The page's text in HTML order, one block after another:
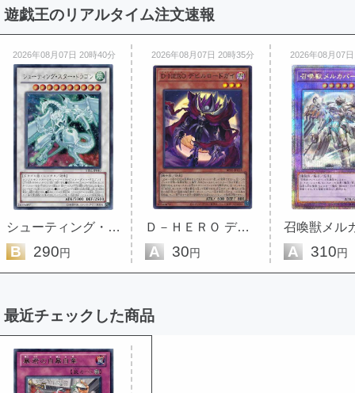
遊戯王のリアルタイム注文速報
2026年08月07日 20時40分
シューティング・スター・ドラゴン
B 290円
2026年08月07日 20時35分
Ｄ－ＨＥＲＯ デビルロードガイ
A 30円
2026年08月07
A 310円
最近チェックした商品